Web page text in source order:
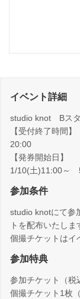
イベント詳細
studio knot Bス
【受付終了時間】
20:00
【発券開始日】
1/10(土)11:00～
参加条件
studio knotにて参
トを配布いたしま
個撮チケットはイ
参加特典
参加チケット（税
個撮チケット1枚